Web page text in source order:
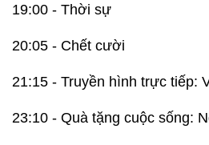
19:00 - Thời sự
20:05 - Chết cười
21:15 - Truyền hình trực tiếp:
23:10 - Quà tặng cuộc sống: